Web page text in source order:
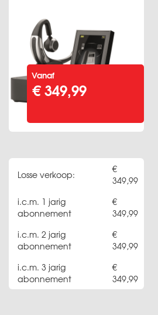
Vanaf
€ 349,99
Losse verkoop:
349,99
i.c.m. 1 jarig
abonnement
349,99
i.c.m. 2 jarig
abonnement
349,99
i.c.m. 3 jarig
abonnement
349,99